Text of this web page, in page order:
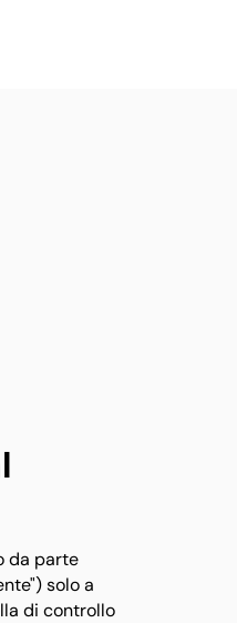
da parte
solo a
di controllo